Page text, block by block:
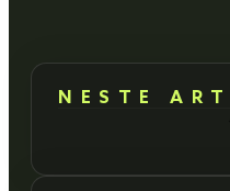
NESTE